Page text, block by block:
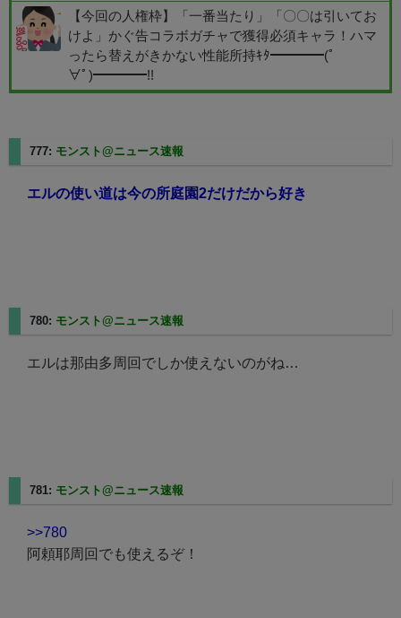
【今回の人権枠】「一番当たり」「〇〇は引いてお
けよ」かぐ告コラボガチャで獲得必須キャラ！ハマ
ったら替えがきかない性能所持ｷﾀ━━━━(ﾟ
∀ﾟ)━━━━!!
777: モンスト@ニュース速報
エルの使い道は今の所庭園2だけだから好き
780: モンスト@ニュース速報
エルは那由多周回でしか使えないのがね…
781: モンスト@ニュース速報
>>780
阿頼耶周回でも使えるぞ！